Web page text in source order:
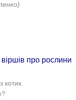
про рослини
котик.